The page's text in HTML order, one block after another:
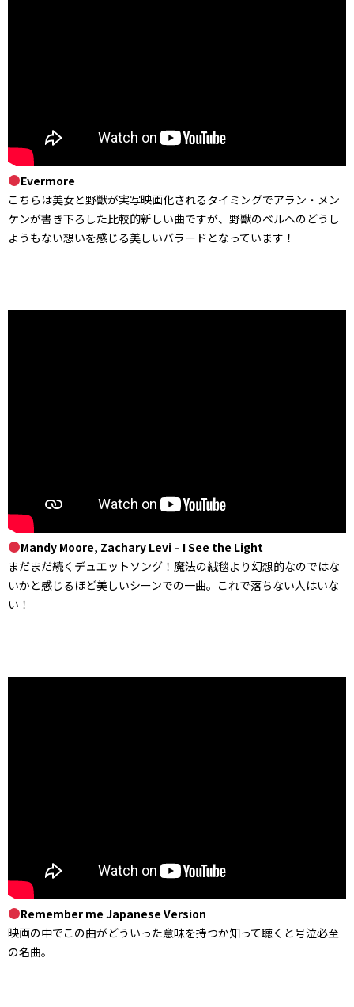
Evermore
こちらは美女と野獣が実写映画化されるタイミングでアラン・メン
ケンが書き下ろした比較的新しい曲ですが、野獣のベルへのどうし
ようもない想いを感じる美しいバラードとなっています！
Mandy Moore, Zachary Levi – I See the Light
まだまだ続くデュエットソング！魔法の絨毯より幻想的なのではな
いかと感じるほど美しいシーンでの一曲。これで落ちない人はいな
い！
Remember me Japanese Version
映画の中でこの曲がどういった意味を持つか知って聴くと号泣必至
の名曲。